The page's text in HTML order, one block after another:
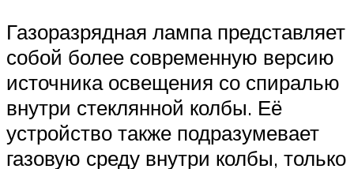
Газоразрядная лампа представляет
собой более современную версию
источника освещения со спиралью
внутри стеклянной колбы. Её
устройство также подразумевает
газовую среду внутри колбы, только